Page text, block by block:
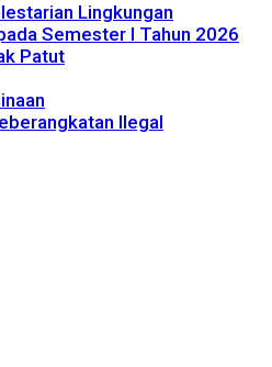
Lingkungan
Semester I Tahun 2026
Patut
Ilegal